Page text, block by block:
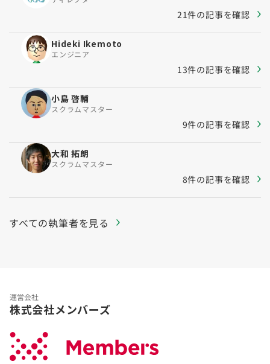
21件の記事を確認
Hideki Ikemoto
エンジニア
13件の記事を確認
小島 啓輔
スクラムマスター
9件の記事を確認
大和 拓朗
スクラムマスター
8件の記事を確認
すべての執筆者を見る
運営会社
株式会社メンバーズ